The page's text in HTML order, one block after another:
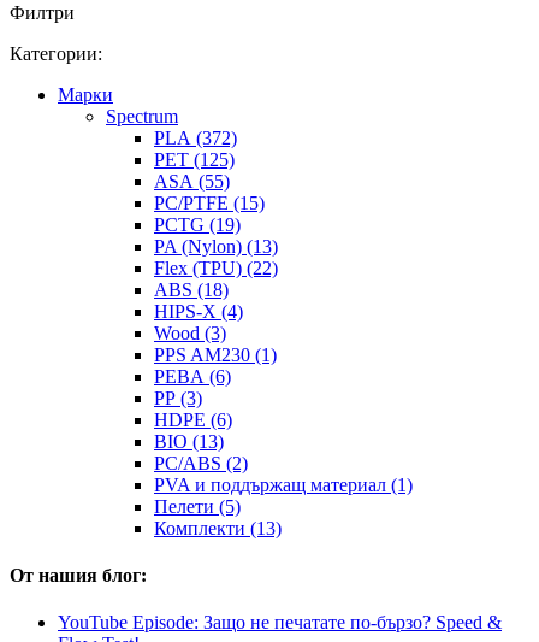
Филтри
Категории:
Mарки
Spectrum
PLA (372)
PET (125)
ASA (55)
PC/PTFE (15)
PCTG (19)
PA (Nylon) (13)
Flex (TPU) (22)
ABS (18)
HIPS-X (4)
Wood (3)
PPS AM230 (1)
PEBA (6)
PP (3)
HDPE (6)
BIO (13)
PC/ABS (2)
PVA и поддържащ материал (1)
Пелети (5)
Комплекти (13)
От нашия блог:
YouTube Episode: Защо не печатате по-бързо? Speed &